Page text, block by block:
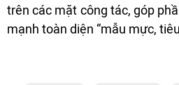
trên các mặt công tác, góp
mạnh toàn diện “mẫu mực,